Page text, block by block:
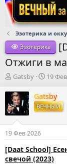
Эзотерика и
Эзотерика
Отжиги в
А
т
о
р
т
е
м
ы
Gatsby
Д
т
а
н
а
л
а
19
Gatsby
ВЕЧНЫЙ
19 Фев 2026
[Daat School]
свечой (2023)